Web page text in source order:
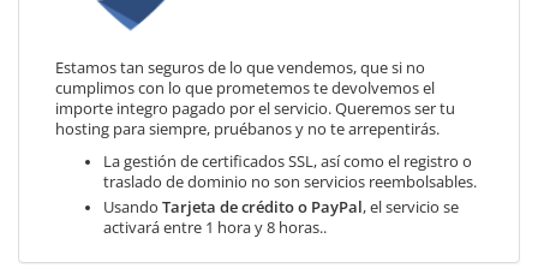
Estamos tan seguros de lo que vendemos, que si no
cumplimos con lo que prometemos te devolvemos el
importe integro pagado por el servicio. Queremos ser tu
hosting para siempre, pruébanos y no te arrepentirás.
La gestión de certificados SSL, así como el registro o
traslado de dominio no son servicios reembolsables.
Usando Tarjeta de crédito o PayPal, el servicio se
activará entre 1 hora y 8 horas..